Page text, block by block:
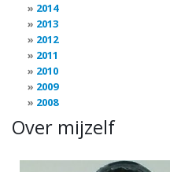
2014
2013
2012
2011
2010
2009
2008
Over mijzelf